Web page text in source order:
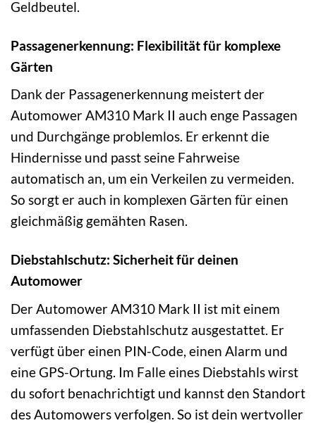
Geldbeutel.
Passagenerkennung: Flexibilität für komplexe
Gärten
Dank der Passagenerkennung meistert der
Automower AM310 Mark II auch enge Passagen
und Durchgänge problemlos. Er erkennt die
Hindernisse und passt seine Fahrweise
automatisch an, um ein Verkeilen zu vermeiden.
So sorgt er auch in komplexen Gärten für einen
gleichmäßig gemähten Rasen.
Diebstahlschutz: Sicherheit für deinen
Automower
Der Automower AM310 Mark II ist mit einem
umfassenden Diebstahlschutz ausgestattet. Er
verfügt über einen PIN-Code, einen Alarm und
eine GPS-Ortung. Im Falle eines Diebstahls wirst
du sofort benachrichtigt und kannst den Standort
des Automowers verfolgen. So ist dein wertvoller